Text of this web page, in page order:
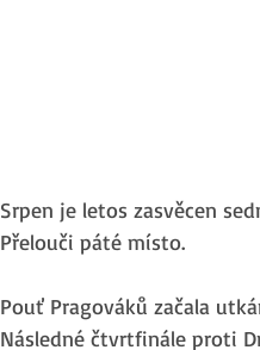
Srpen je letos zasvěcen
Přelouči páté místo.
Pouť Pragováků začala
Následné čtvrtfinále proti